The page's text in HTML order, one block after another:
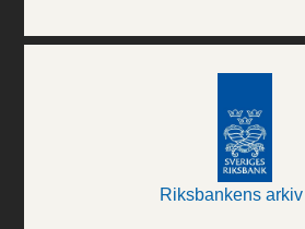
Riksbankens arkiv